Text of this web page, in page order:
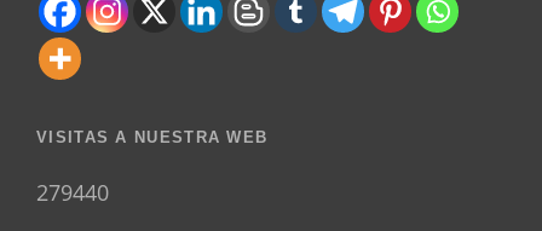
VISITAS A NUESTRA WEB
279440